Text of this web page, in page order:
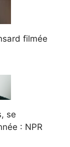
filmée
se
: NPR